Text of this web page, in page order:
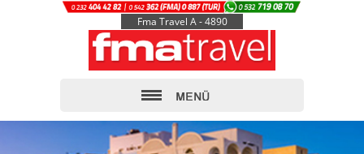
Fma Travel A - 4890